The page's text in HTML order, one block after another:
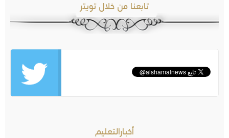
تابعنا من خلال تويتر
أخبارالتعليم